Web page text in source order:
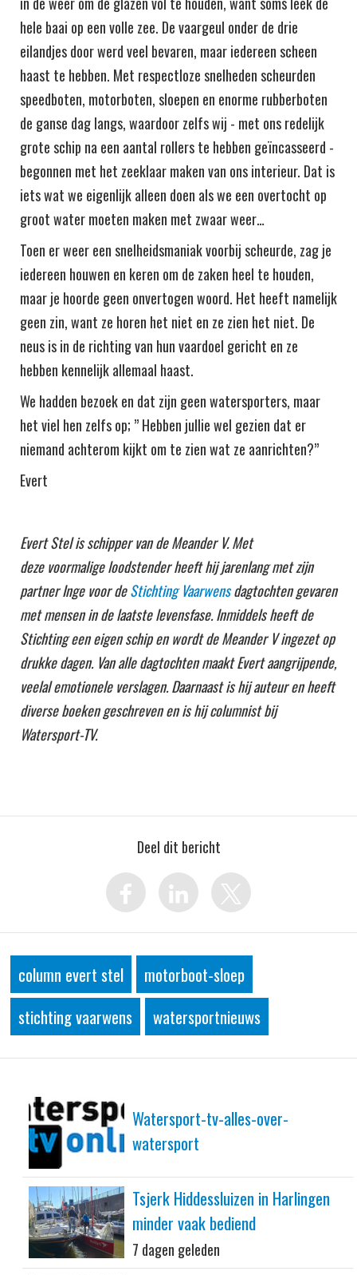
hele baai op een volle zee. De vaargeul onder de drie
eilandjes door werd veel bevaren, maar iedereen scheen
haast te hebben. Met respectloze snelheden scheurden
speedboten, motorboten, sloepen en enorme rubberboten
de ganse dag langs, waardoor zelfs wij - met ons redelijk
grote schip na een aantal rollers te hebben geïncasseerd -
begonnen met het zeeklaar maken van ons interieur. Dat is
iets wat we eigenlijk alleen doen als we een overtocht op
groot water moeten maken met zwaar weer…
Toen er weer een snelheidsmaniak voorbij scheurde, zag je
iedereen houwen en keren om de zaken heel te houden,
maar je hoorde geen onvertogen woord. Het heeft namelijk
geen zin, want ze horen het niet en ze zien het niet. De
neus is in de richting van hun vaardoel gericht en ze
hebben kennelijk allemaal haast.
We hadden bezoek en dat zijn geen watersporters, maar
het viel hen zelfs op; ” Hebben jullie wel gezien dat er
niemand achterom kijkt om te zien wat ze aanrichten?”
Evert
Evert Stel is schipper van de Meander V. Met
deze voormalige loodstender heeft hij jarenlang met zijn
partner Inge voor deStichting Vaarwensdagtochten gevaren
met mensen in de laatste levensfase. Inmiddels heeft de
Stichting een eigen schip en wordt de Meander V ingezet op
drukke dagen. Van alle dagtochten maakt Evert aangrijpende,
veelal emotionele verslagen. Daarnaast is hij auteur en heeft
diverse boeken geschreven en is hij columnist bij
Watersport-TV.
Deel dit bericht
column evert stel
motorboot-sloep
stichting vaarwens
watersportnieuws
Watersport-tv-alles-over-
watersport
Tsjerk Hiddessluizen in Harlingen
minder vaak bediend
7 dagen geleden